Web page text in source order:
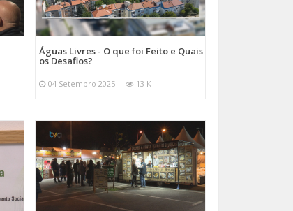
Águas Livres - O que foi Feito e Quais
os Desafios?
04 Setembro 2025 13 K